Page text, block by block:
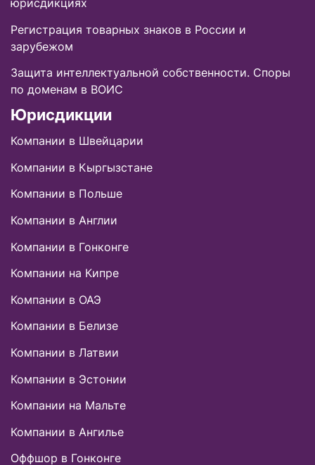
Регистрация товарных знаков в России и
зарубежом
Защита интеллектуальной собственности. Споры
по доменам в ВОИС
Юрисдикции
Компании в Швейцарии
Компании в Кыргызстане
Компании в Польше
Компании в Англии
Компании в Гонконге
Компании на Кипре
Компании в ОАЭ
Компании в Белизе
Компании в Латвии
Компании в Эстонии
Компании на Мальте
Компании в Ангилье
Оффшор в Гонконге